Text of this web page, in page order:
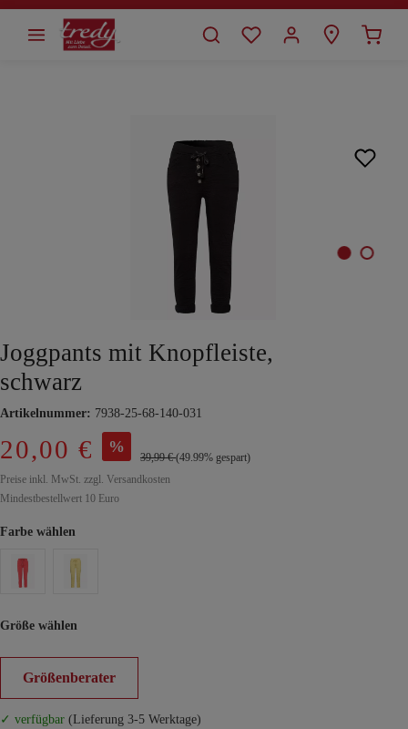
springen
Joggpants mit Knopfleiste,
schwarz
Artikelnummer: 7938-25-68-140-031
20,00 € %
39,99 €(49.99% gespart)
Preise inkl. MwSt. zzgl. Versandkosten
Mindestbestellwert 10 Euro
Farbe wählen
Größe wählen
Größenberater
✓ verfügbar (Lieferung 3-5 Werktage)